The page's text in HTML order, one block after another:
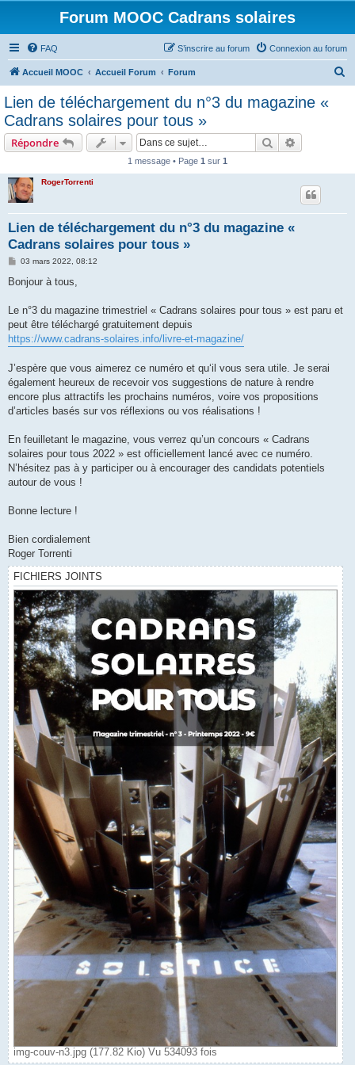
Forum MOOC Cadrans solaires
FAQ Connexion au forum
S’inscrire au forum
Accueil MOOC Accueil Forum Forum
Lien de téléchargement du n°3 du magazine «
Cadrans solaires pour tous »
Répondre Rechercher
1 message • Page 1 sur 1
RogerTorrenti
Lien de téléchargement du n°3 du magazine «
Cadrans solaires pour tous »
M
s
g
03 mars 2022, 08:12
Bonjour à tous,
Le n°3 du magazine trimestriel « Cadrans solaires pour tous » est paru et
peut être téléchargé gratuitement depuis
https://www.cadrans-solaires.info/livre-et-magazine/
J’espère que vous aimerez ce numéro et qu‘il vous sera utile. Je serai
également heureux de recevoir vos suggestions de nature à rendre
encore plus attractifs les prochains numéros, voire vos propositions
d’articles basés sur vos réflexions ou vos réalisations !
En feuilletant le magazine, vous verrez qu’un concours « Cadrans
solaires pour tous 2022 » est officiellement lancé avec ce numéro.
N’hésitez pas à y participer ou à encourager des candidats potentiels
autour de vous !
Bonne lecture !
Bien cordialement
Roger Torrenti
FICHIERS JOINTS
img-couv-n3.jpg (177.82 Kio) Vu 534093 fois